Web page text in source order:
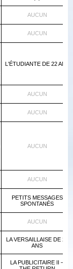
AUCUN
AUCUN
L'ÉTUDIANTE DE 22 ANS
AUCUN
AUCUN
AUCUN
AUCUN
PETITS MESSAGES
SPONTANÉS
AUCUN
LA VERSAILLAISE DE 22
ANS
LA PUBLICITAIRE II –